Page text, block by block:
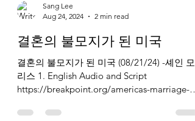
Sang Lee
Aug 24, 2024
2 min read
결혼의 불모지가 된 미국
결혼의 불모지가 된 미국 (08/21/24) -셰인 모
리스 1. English Audio and Script
https://breakpoint.org/americas-marriage-